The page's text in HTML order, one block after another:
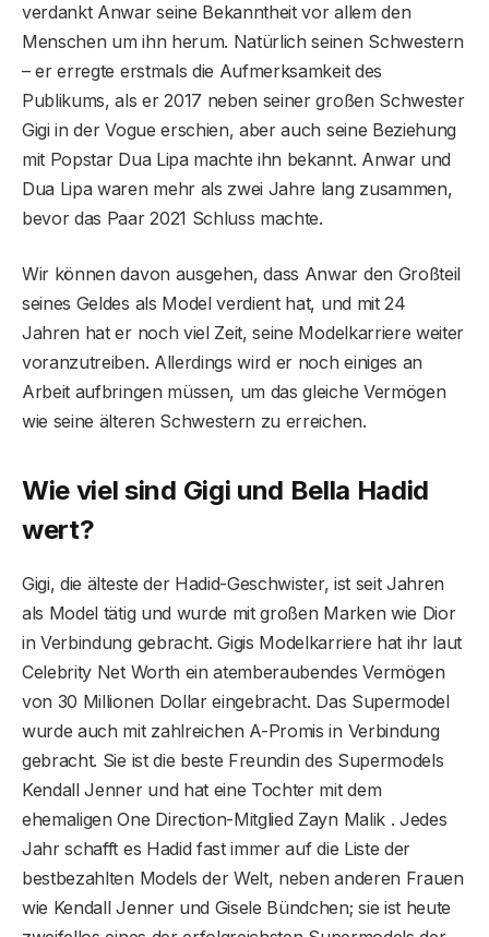
verdankt Anwar seine Bekanntheit vor allem den
Menschen um ihn herum. Natürlich seinen Schwestern
– er erregte erstmals die Aufmerksamkeit des
Publikums, als er 2017 neben seiner großen Schwester
Gigi in der Vogue erschien, aber auch seine Beziehung
mit Popstar Dua Lipa machte ihn bekannt. Anwar und
Dua Lipa waren mehr als zwei Jahre lang zusammen,
bevor das Paar 2021 Schluss machte.
Wir können davon ausgehen, dass Anwar den Großteil
seines Geldes als Model verdient hat, und mit 24
Jahren hat er noch viel Zeit, seine Modelkarriere weiter
voranzutreiben. Allerdings wird er noch einiges an
Arbeit aufbringen müssen, um das gleiche Vermögen
wie seine älteren Schwestern zu erreichen.
Wie viel sind Gigi und Bella Hadid
wert?
Gigi, die älteste der Hadid-Geschwister, ist seit Jahren
als Model tätig und wurde mit großen Marken wie Dior
in Verbindung gebracht. Gigis Modelkarriere hat ihr laut
Celebrity Net Worth ein atemberaubendes Vermögen
von 30 Millionen Dollar eingebracht. Das Supermodel
wurde auch mit zahlreichen A-Promis in Verbindung
gebracht. Sie ist die beste Freundin des Supermodels
Kendall Jenner und hat eine Tochter mit dem
ehemaligen One Direction-Mitglied Zayn Malik . Jedes
Jahr schafft es Hadid fast immer auf die Liste der
bestbezahlten Models der Welt, neben anderen Frauen
wie Kendall Jenner und Gisele Bündchen; sie ist heute